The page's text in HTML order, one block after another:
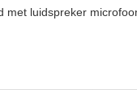
met luidspreker